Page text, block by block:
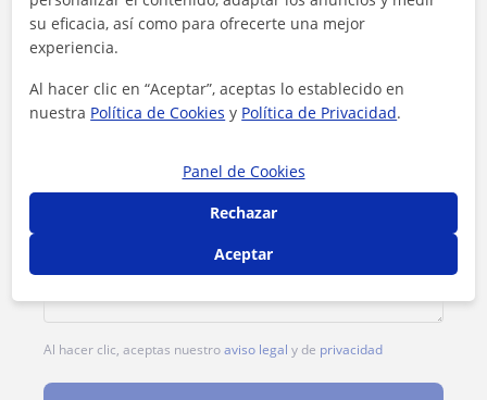
Al hacer clic, aceptas nuestroaviso legal y de privacidad
su eficacia, así como para ofrecerte una mejor
experiencia.
Al hacer clic en “Aceptar”, aceptas lo establecido en
nuestra Política de Cookies y Política de Privacidad.
Panel de Cookies
Rechazar
Aceptar